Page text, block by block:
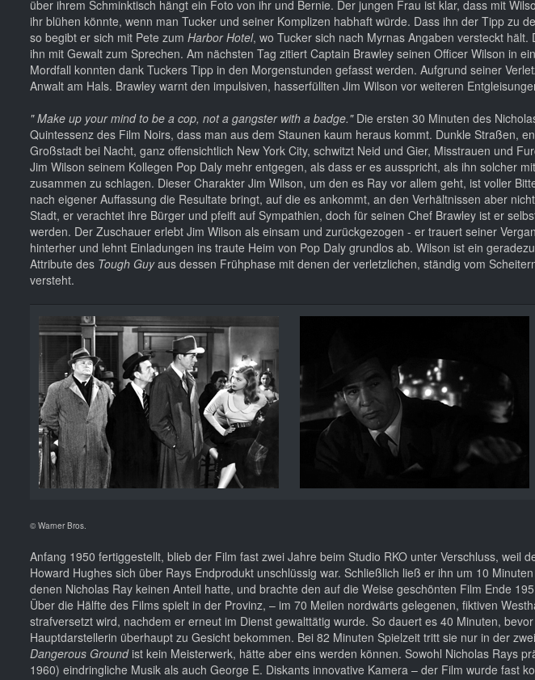
über ihrem Schminktisch hängt ein Foto von ihr und Bernie. Der jungen Frau ist klar, dass mit
ihr blühen könnte, wenn man Tucker und seiner Komplizen habhaft würde. Dass ihn der Tipp zu
so begibt er sich mit Pete zum Harbor Hotel, wo Tucker sich nach Myrnas Angaben versteckt
ihn mit Gewalt zum Sprechen. Am nächsten Tag zitiert Captain Brawley seinen Officer Wilson in
Mordfall konnten dank Tuckers Tipp in den Morgenstunden gefasst werden. Aufgrund seiner
Anwalt am Hals. Brawley warnt den impulsiven, hasserfüllten Jim Wilson vor weiteren
" Make up your mind to be a cop, not a gangster with a badge."Die ersten 30 Minuten des
Quintessenz des Film Noirs, dass man aus dem Staunen kaum heraus kommt. Dunkle Straßen,
Großstadt bei Nacht, ganz offensichtlich New York City, schwitzt Neid und Gier, Misstrauen und
Jim Wilson seinem Kollegen Pop Daly mehr entgegen, als dass er es ausspricht, als ihn solcher
zusammen zu schlagen. Dieser Charakter Jim Wilson, um den es Ray vor allem geht, ist voller
nach eigener Auffassung die Resultate bringt, auf die es ankommt, an den Verhältnissen aber
Stadt, er verachtet ihre Bürger und pfeift auf Sympathien, doch für seinen Chef Brawley ist er
werden. Der Zuschauer erlebt Jim Wilson als einsam und zurückgezogen - er trauert seiner
hinterher und lehnt Einladungen ins traute Heim von Pop Daly grundlos ab. Wilson ist ein
Attribute des Tough Guyaus dessen Frühphase mit denen der verletzlichen, ständig vom
versteht.
© Warner Bros.
Anfang 1950 fertiggestellt, blieb der Film fast zwei Jahre beim Studio RKO unter Verschluss, weil
Howard Hughes sich über Rays Endprodukt unschlüssig war. Schließlich ließ er ihn um 10
denen Nicholas Ray keinen Anteil hatte, und brachte den auf die Weise geschönten Film Ende
Über die Hälfte des Films spielt in der Provinz, – im 70 Meilen nordwärts gelegenen, fiktiven
strafversetzt wird, nachdem er erneut im Dienst gewalttätig wurde. So dauert es 40 Minuten,
Hauptdarstellerin überhaupt zu Gesicht bekommen. Bei 82 Minuten Spielzeit tritt sie nur in der
Dangerous Groundist kein Meisterwerk, hätte aber eins werden können. Sowohl Nicholas Rays
1960) eindringliche Musik als auch George E. Diskants innovative Kamera – der Film wurde fast